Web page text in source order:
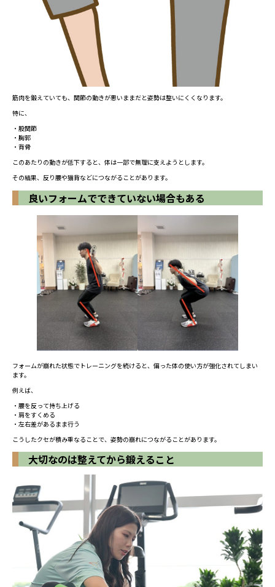
筋肉を鍛えていても、関節の動きが悪いままだと姿勢は整いにくくなります。
特に、
・股関節
・胸郭
・背骨
このあたりの動きが低下すると、体は一部で無理に支えようとします。
その結果、反り腰や猫背などにつながることがあります。
良いフォームでできていない場合もある
フォームが崩れた状態でトレーニングを続けると、偏った体の使い方が強化されてしまい
ます。
例えば、
・腰を反って持ち上げる
・肩をすくめる
・左右差があるまま行う
こうしたクセが積み重なることで、姿勢の崩れにつながることがあります。
大切なのは整えてから鍛えること